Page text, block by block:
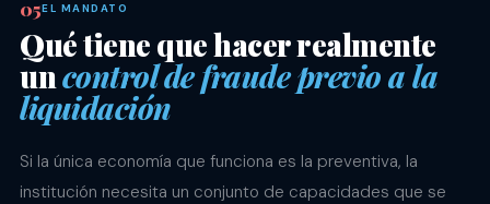
EL MANDATO
Qué tiene que hacer realmente
uncontrol de fraude previo a la
liquidación
Si la única economía que funciona es la preventiva, la
institución necesita un conjunto de capacidades que se